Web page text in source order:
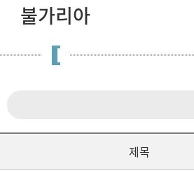
불가리아
제목